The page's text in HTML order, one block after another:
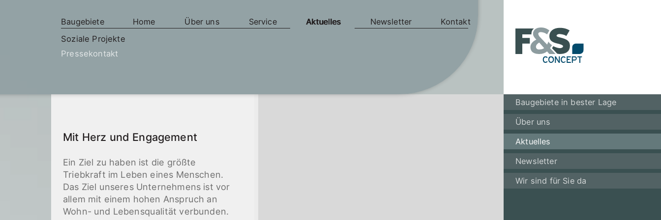
Baugebiete Home Über uns Service Aktuelles Newsletter
Kontakt
Soziale Projekte
Pressekontakt
Mit Herz und Engagement
Ein Ziel zu haben ist die größte
Triebkraft im Leben eines Menschen.
Das Ziel unseres Unternehmens ist vor
allem mit einem hohen Anspruch an
Wohn- und Lebensqualität verbunden.
Baugebiete in bester Lage
Über uns
Aktuelles
Newsletter
Wir sind für Sie da